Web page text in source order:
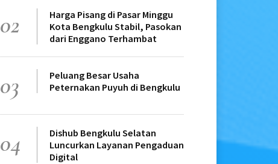
02
Harga Pisang di Pasar Minggu
Kota Bengkulu Stabil, Pasokan
dari Enggano Terhambat
03
Peluang Besar Usaha
Peternakan Puyuh di Bengkulu
04
Dishub Bengkulu Selatan
Luncurkan Layanan Pengaduan
Digital